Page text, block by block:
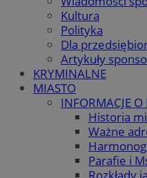
Kultura
Polityka
Dla
Artykuły
KRYMINALNE
MIASTO
INFORMACJE O
Historia
Ważne
Parafie i